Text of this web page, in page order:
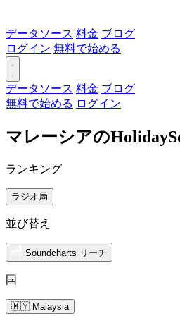
データソース 料金 ブログ
ログイン 無料で始める
データソース 料金 ブログ
無料で始める ログイン
マレーシアの
ランキング
ラジオ局
並び替え
Soundcharts リーチ
国
🇲🇾 Malaysia